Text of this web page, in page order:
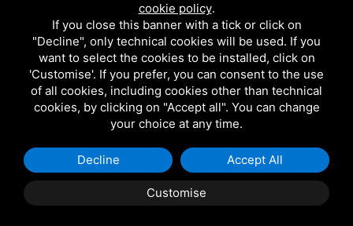
TOUS LES PRODUITS
EMI RUBINETTERIE SRL - P.IVA 09985650960
CE SITE EST PROTÉGÉ PAR GOOGLE RECAPTCHA V3, LES RÈGLES DE
ET LESCONDITIONS D'UTILISATION.
cookie policy.
If you close this banner with a tick or click on
"Decline", only technical cookies will be used. If you
want to select the cookies to be installed, click on
'Customise'. If you prefer, you can consent to the use
of all cookies, including cookies other than technical
cookies, by clicking on "Accept all". You can change
your choice at any time.
Customise
Decline Accept All